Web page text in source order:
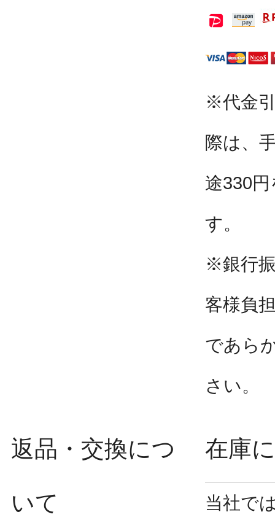
※代金
際は、
途330
す。
※銀行
客様負
であら
さい。
返品・交換につ
いて
在庫
当社で